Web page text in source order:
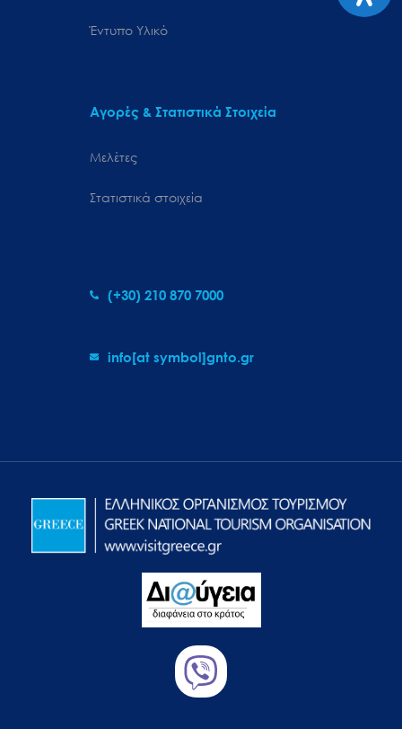
Έντυπο Υλικό
Αγορές & Στατιστικά Στοιχεία
Μελέτες
Στατιστικά στοιχεία
(+30) 210 870 7000
info[at symbol]gnto.gr